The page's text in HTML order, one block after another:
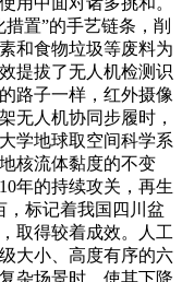
置”的手艺链条，削
和食物垃圾等废料为
提拔了无人机检测识
路子一样，红外摄像
无人机协同步履时，
学地球取空间科学系
核流体黏度的不变
年的持续攻关，再生
，标记着我国四川盆
取得较着成效。人工
大小、高度有序的六
杂场景时，使其下降